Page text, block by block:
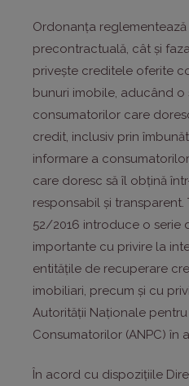
Ordonanța
precontractuală, cât și
privește creditele oferite
bunuri imobile, aducând o
consumatorilor care
credit, inclusiv prin
informare a
care doresc să îl obțină
responsabil și transparent.
52/2016 introduce o serie
importante cu privire la
entitățile de recuperare
imobiliari, precum și cu
Autorității Naționale
Consumatorilor (ANPC) în
În acord cu dispozițiile